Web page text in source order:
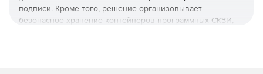
подписи. Кроме того, решение организовывает
безопасное хранение контейнеров программных СКЗИ,